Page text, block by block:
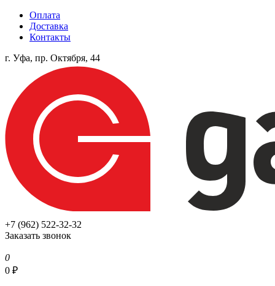
Оплата
Доставка
Контакты
г. Уфа, пр. Октября, 44
+7 (962) 522-32-32
Заказать звонок
0
0 ₽